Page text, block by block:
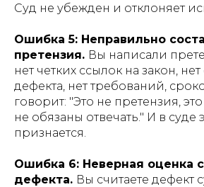
Суд не убежден и отклоняет
Ошибка 5: Неправильно
претензия. Вы написали
нет четких ссылок на закон,
дефекта, нет требований,
говорит: "Это не претензия,
не обязаны отвечать." И в суде
признается.
Ошибка 6: Неверная оценка
дефекта. Вы считаете дефект